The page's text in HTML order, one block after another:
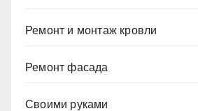
Ремонт и монтаж кровли
Ремонт фасада
Своими руками